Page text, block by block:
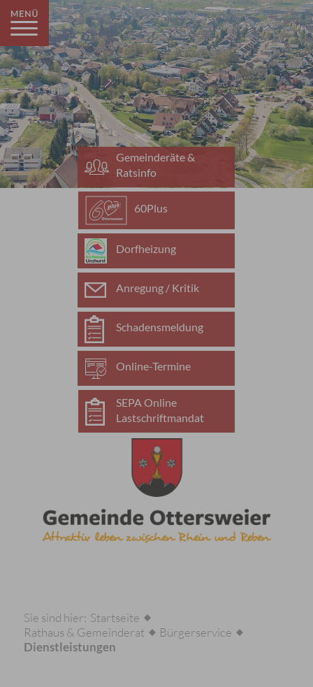
Gemeinderäte &
Ratsinfo
60Plus
Dorfheizung
Anregung / Kritik
Schadensmeldung
Online-Termine
SEPA Online
Lastschriftmandat
Sie sind hier: Startseite
Rathaus & Gemeinderat
Bürgerservice
Dienstleistungen